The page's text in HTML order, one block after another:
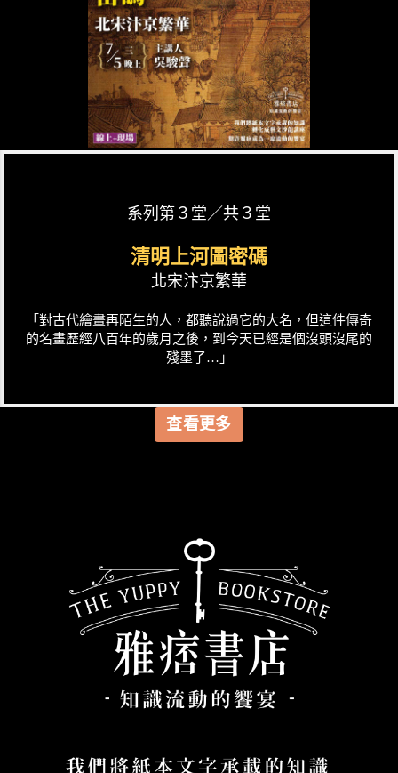
系列第３堂／共３堂
清明上河圖密碼
北宋汴京繁華
「對古代繪畫再陌生的人，都聽說過它的大名，但這件傳奇
的名畫歷經八百年的歲月之後，到今天已經是個沒頭沒尾的
殘墨了…」
查看更多